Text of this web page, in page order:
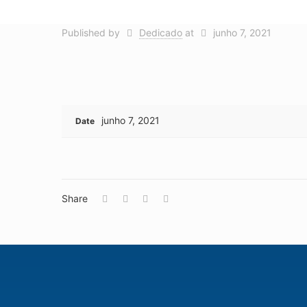
Published by Dedicado at junho 7, 2021
Date junho 7, 2021
Share